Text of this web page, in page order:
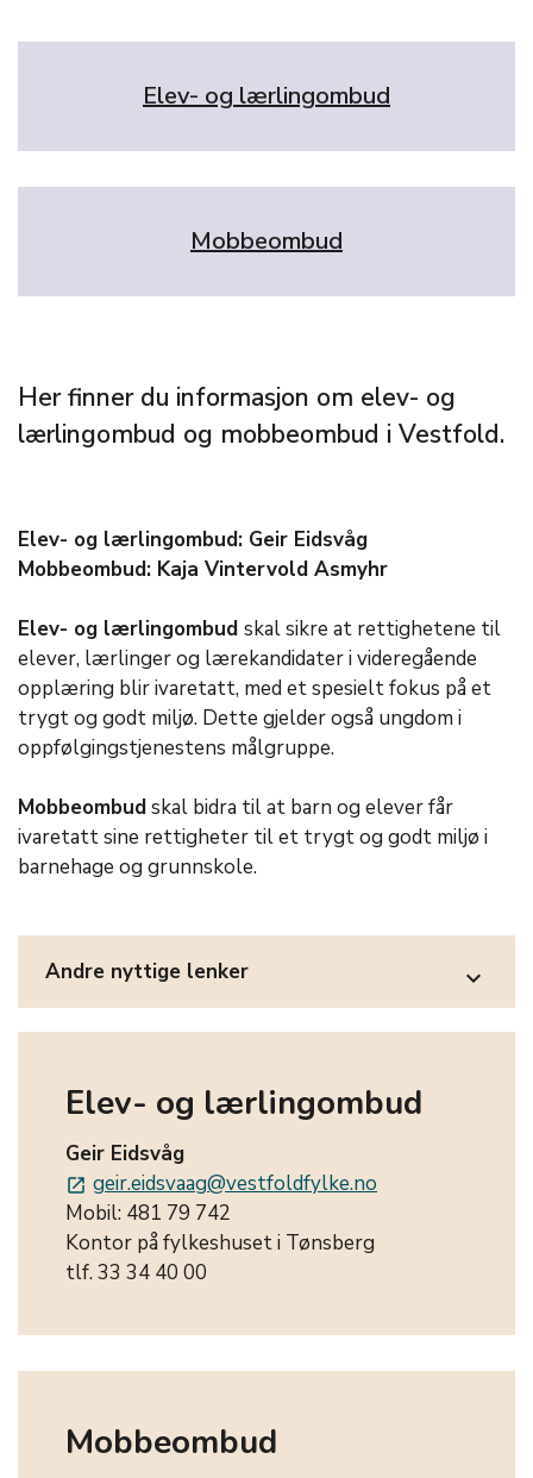
Elev- og lærlingombud
Mobbeombud
Her finner du informasjon om elev- og
lærlingombud og mobbeombud i Vestfold.
Elev- og lærlingombud: Geir Eidsvåg
Mobbeombud: Kaja Vintervold Asmyhr
Elev- og lærlingombud skal sikre at rettighetene til
elever, lærlinger og lærekandidater i videregående
opplæring blir ivaretatt, med et spesielt fokus på et
trygt og godt miljø. Dette gjelder også ungdom i
oppfølgingstjenestens målgruppe.
Mobbeombudskal bidra til at barn og elever får
ivaretatt sine rettigheter til et trygt og godt miljø i
barnehage og grunnskole.
Andre nyttige lenker expand_more
Elev- og lærlingombud
Geir Eidsvåg
launch geir.eidsvaag@vestfoldfylke.no
Mobil: 481 79 742
Kontor på fylkeshuset i Tønsberg
tlf. 33 34 40 00
Mobbeombud